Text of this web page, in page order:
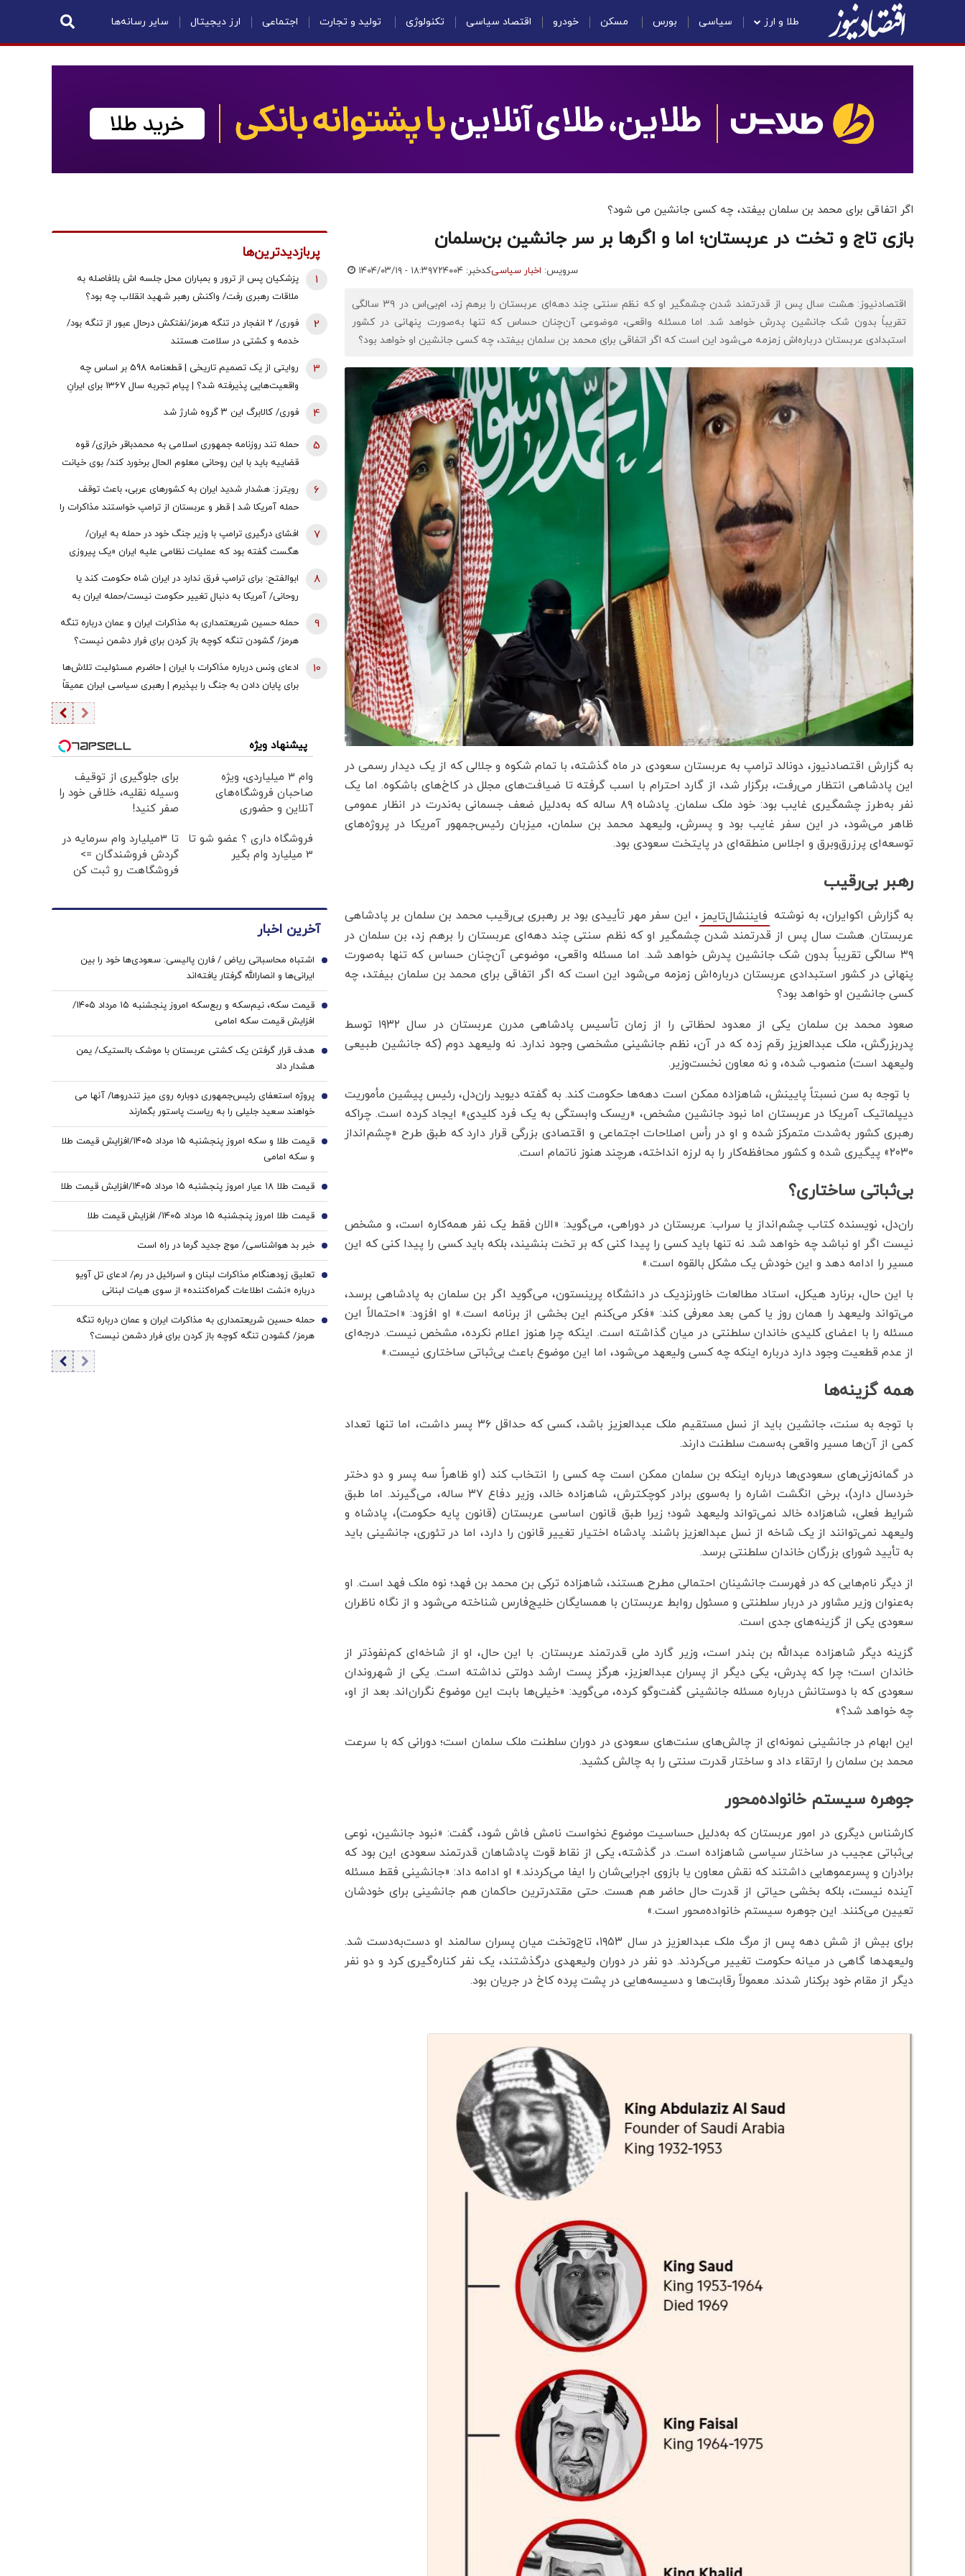
طلا و ارز سیاسی بورس مسکن خودرو اقتصاد سیاسی تکنولوژی تولید و تجارت اجتماعی ارز دیجیتال سایر رسانه‌ها
اگر اتفاقی برای محمد بن سلمان بیفتد، چه کسی جانشین می شود؟
بازی تاج و تخت در عربستان؛ اما و اگرها بر سر جانشین بن‌سلمان
سرویس: اخبار سیاسیکدخبر: ۷۲۴۰۰۴ ۱۴۰۴/۰۳/۱۹ - ۱۸:۳۹
اقتصادنیوز: هشت سال پس از قدرتمند شدن چشمگیر او که نظم سنتی چند دهه‌ای عربستان را برهم زد، ام‌بی‌اس در ۳۹ سالگی
تقریباً بدون شک جانشین پدرش خواهد شد. اما مسئله‌ واقعی، موضوعی آن‌چنان حساس که تنها به‌صورت پنهانی در کشور
استبدادی عربستان درباره‌اش زمزمه می‌شود این است که اگر اتفاقی برای محمد بن سلمان بیفتد، چه کسی جانشین او خواهد بود؟
به گزارش اقتصادنیوز، دونالد ترامپ به عربستان سعودی در ماه گذشته، با تمام شکوه و جلالی که از یک دیدار رسمی در
این پادشاهی انتظار می‌رفت، برگزار شد، از گارد احترام با اسب گرفته تا ضیافت‌های مجلل در کاخ‌های باشکوه. اما یک
نفر به‌طرز چشمگیری غایب بود: خود ملک سلمان. پادشاه ۸۹ ساله که به‌دلیل ضعف جسمانی به‌ندرت در انظار عمومی
ظاهر می‌شود، در این سفر غایب بود و پسرش، ولیعهد محمد بن سلمان، میزبان رئیس‌جمهور آمریکا در پروژه‌های
توسعه‌ای پرزرق‌وبرق و اجلاس منطقه‌ای در پایتخت سعودی بود.
رهبر بی‌رقیب
به گزارش اکوایران، به نوشته فایننشال‌تایمز ، این سفر مهر تأییدی بود بر رهبری بی‌رقیب محمد بن سلمان بر پادشاهی
عربستان. هشت سال پس از قدرتمند شدن چشمگیر او که نظم سنتی چند دهه‌ای عربستان را برهم زد، بن سلمان در
۳۹ سالگی تقریباً بدون شک جانشین پدرش خواهد شد. اما مسئله‌ واقعی، موضوعی آن‌چنان حساس که تنها به‌صورت
پنهانی در کشور استبدادی عربستان درباره‌اش زمزمه می‌شود این است که اگر اتفاقی برای محمد بن سلمان بیفتد، چه
کسی جانشین او خواهد بود؟
صعود محمد بن سلمان یکی از معدود لحظاتی را از زمان تأسیس پادشاهی مدرن عربستان در سال ۱۹۳۲ توسط
پدربزرگش، ملک عبدالعزیز رقم زده که در آن، نظم جانشینی مشخصی وجود ندارد. نه ولیعهد دوم (که جانشین طبیعی
ولیعهد است) منصوب شده، و نه معاون نخست‌وزیر.
با توجه به سن نسبتاً پایینش، شاهزاده ممکن است دهه‌ها حکومت کند. به گفته دیوید ران‌دل، رئیس پیشین مأموریت
دیپلماتیک آمریکا در عربستان اما نبود جانشین مشخص، «ریسک وابستگی به یک فرد کلیدی» ایجاد کرده است. چراکه
رهبری کشور به‌شدت متمرکز شده و او در رأس اصلاحات اجتماعی و اقتصادی بزرگی قرار دارد که طبق طرح «چشم‌انداز
۲۰۳۰» پیگیری شده و کشور محافظه‌کار را به لرزه انداخته، هرچند هنوز ناتمام است.
بی‌ثباتی ساختاری؟
ران‌دل، نویسنده کتاب چشم‌انداز یا سراب: عربستان در دوراهی، می‌گوید: «الان فقط یک نفر همه‌کاره است، و مشخص
نیست اگر او نباشد چه خواهد شد. نه تنها باید کسی را پیدا کنی که بر تخت بنشیند، بلکه باید کسی را پیدا کنی که این
مسیر را ادامه دهد و این خودش یک مشکل بالقوه است.»
با این حال، برنارد هیکل، استاد مطالعات خاورنزدیک در دانشگاه پرینستون، می‌گوید اگر بن سلمان به پادشاهی برسد،
می‌تواند ولیعهد را همان روز یا کمی بعد معرفی کند: «فکر می‌کنم این بخشی از برنامه است.» او افزود: «احتمالاً این
مسئله را با اعضای کلیدی خاندان سلطنتی در میان گذاشته است. اینکه چرا هنوز اعلام نکرده، مشخص نیست. درجه‌ای
از عدم قطعیت وجود دارد درباره اینکه چه کسی ولیعهد می‌شود، اما این موضوع باعث بی‌ثباتی ساختاری نیست.»
همه گزینه‌ها
با توجه به سنت، جانشین باید از نسل مستقیم ملک عبدالعزیز باشد، کسی که حداقل ۳۶ پسر داشت، اما تنها تعداد
کمی از آن‌ها مسیر واقعی به‌سمت سلطنت دارند.
در گمانه‌زنی‌های سعودی‌ها درباره اینکه بن سلمان ممکن است چه کسی را انتخاب کند (او ظاهراً سه پسر و دو دختر
خردسال دارد)، برخی انگشت اشاره را به‌سوی برادر کوچکترش، شاهزاده خالد، وزیر دفاع ۳۷ ساله، می‌گیرند. اما طبق
شرایط فعلی، شاهزاده خالد نمی‌تواند ولیعهد شود؛ زیرا طبق قانون اساسی عربستان (قانون پایه حکومت)، پادشاه و
ولیعهد نمی‌توانند از یک شاخه از نسل عبدالعزیز باشند. پادشاه اختیار تغییر قانون را دارد، اما در تئوری، جانشینی باید
به تأیید شورای بزرگان خاندان سلطنتی برسد.
از دیگر نام‌هایی که در فهرست جانشینان احتمالی مطرح هستند، شاهزاده ترکی بن محمد بن فهد؛ نوه ملک فهد است. او
به‌عنوان وزیر مشاور در دربار سلطنتی و مسئول روابط عربستان با همسایگان خلیج‌فارس شناخته می‌شود و از نگاه ناظران
سعودی یکی از گزینه‌های جدی است.
گزینه‌ دیگر شاهزاده عبدالله بن بندر است، وزیر گارد ملی قدرتمند عربستان. با این حال، او از شاخه‌ای کم‌نفوذتر از
خاندان است؛ چرا که پدرش، یکی دیگر از پسران عبدالعزیز، هرگز پست ارشد دولتی نداشته است. یکی از شهروندان
سعودی که با دوستانش درباره مسئله جانشینی گفت‌وگو کرده، می‌گوید: «خیلی‌ها بابت این موضوع نگران‌اند. بعد از او،
چه خواهد شد؟»
این ابهام در جانشینی نمونه‌ای از چالش‌های سنت‌های سعودی در دوران سلطنت ملک سلمان است؛ دورانی که با سرعت
محمد بن سلمان را ارتقاء داد و ساختار قدرت سنتی را به چالش کشید.
جوهره سیستم خانواده‌محور
کارشناس دیگری در امور عربستان که به‌دلیل حساسیت موضوع نخواست نامش فاش شود، گفت: «نبود جانشین، نوعی
بی‌ثباتی عجیب در ساختار سیاسی شاهزاده است. در گذشته، یکی از نقاط قوت پادشاهان قدرتمند سعودی این بود که
برادران و پسرعموهایی داشتند که نقش معاون یا بازوی اجرایی‌شان را ایفا می‌کردند.» او ادامه داد: «جانشینی فقط مسئله
آینده نیست، بلکه بخشی حیاتی از قدرت حال حاضر هم هست. حتی مقتدرترین حاکمان هم جانشینی برای خودشان
تعیین می‌کنند. این جوهره سیستم خانواده‌محور است.»
برای بیش از شش دهه پس از مرگ ملک عبدالعزیز در سال ۱۹۵۳، تاج‌وتخت میان پسران سالمند او دست‌به‌دست شد.
ولیعهدها گاهی در میانه حکومت تغییر می‌کردند. دو نفر در دوران ولیعهدی درگذشتند، یک نفر کناره‌گیری کرد و دو نفر
دیگر از مقام خود برکنار شدند. معمولاً رقابت‌ها و دسیسه‌هایی در پشت پرده کاخ در جریان بود.
پربازدیدترین‌ها
پزشکیان پس از ترور و بمباران محل جلسه ‌اش بلافاصله به
ملاقات رهبری رفت/ واکنش رهبر شهید انقلاب چه بود؟
1
فوری/ ۲ انفجار در تنگه هرمز/نفتکش درحال عبور از تنگه بود/
خدمه و کشتی در سلامت هستند
2
روایتی از یک تصمیم تاریخی | قطعنامه 598 بر اساس چه
واقعیت‌هایی پذیرفته شد؟ | پیام تجربه سال 1367 برای ایرانِ
3
فوری/ کالابرگ این ۳ گروه شارژ شد 4
حمله تند روزنامه جمهوری اسلامی به محمدباقر خرازی/ قوه
قضاییه باید با این روحانی معلوم الحال برخورد کند/ بوی خیانت
5
رویترز: هشدار شدید ایران به کشورهای عربی، باعث توقف
حمله آمریکا شد | قطر و عربستان از ترامپ خواستند مذاکرات را
از سر بگیرد | زیرساخت‌های حیاتی انرژی هدف قرار خواهند
گرفت اگر ...
6
افشای درگیری ترامپ با وزیر جنگ خود در حمله به ایران/
هگست گفته بود که عملیات نظامی علیه ایران «یک پیروزی‌
7
ابوالفتح: برای ترامپ فرق ندارد در ایران شاه حکومت کند یا
روحانی/ آمریکا به دنبال تغییر حکومت نیست/حمله ایران به
8
حمله حسین شریعتمداری به مذاکرات ایران و عمان درباره تنگه
هرمز/ گشودن تنگه کوچه باز ‌کردن برای فرار دشمن نیست؟
9
ادعای ونس درباره مذاکرات با ایران | حاضرم مسئولیت تلاش‌ها
برای پایان دادن به جنگ را بپذیرم | رهبری سیاسی ایران عمیقاً
دچار اختلاف است | ایرانی‌ها افراد فوق‌العاده دشواری هستند
10
پیشنهاد ویژه
وام ۳ میلیاردی، ویژه
صاحبان فروشگاه‌های
آنلاین و حضوری
برای جلوگیری از توقیف
وسیله نقلیه، خلافی خود را
صفر کنید!
فروشگاه داری ؟ عضو شو تا
3 میلیارد وام بگیر
تا 3میلیارد وام سرمایه در
گردش فروشندگان =>
فروشگاهت رو ثبت کن
آخرین اخبار
اشتباه محاسباتی ریاض / فارن پالیسی: سعودی‌ها خود را بین
ایرانی‌ها و انصارالله گرفتار یافته‌اند
1
قیمت سکه، نیم‌سکه و ربع‌سکه امروز پنجشنبه ۱۵ مرداد ۱۴۰۵/
افزایش قیمت سکه امامی
2
هدف قرار گرفتن یک کشتی عربستان با موشک بالستیک/ یمن
هشدار داد
3
پروژه استعفای رئیس‌جمهوری دوباره روی میز تندروها/ آنها می
خواهند سعید جلیلی را به ریاست پاستور بگمارند
4
قیمت طلا و سکه امروز پنجشنبه ۱۵ مرداد ۱۴۰۵/افزایش قیمت طلا
و سکه امامی
5
قیمت طلا ۱۸ عیار امروز پنجشنبه ۱۵ مرداد ۱۴۰۵/افزایش قیمت طلا 6
قیمت طلا امروز پنجشنبه ۱۵ مرداد ۱۴۰۵/ افزایش قیمت طلا 7
خبر بد هواشناسی/ موج جدید گرما در راه است 8
تعلیق زودهنگام مذاکرات لبنان و اسرائیل در رم/ ادعای تل آویو
درباره «نشت اطلاعات گمراه‌کننده» از سوی هیات لبنانی
9
حمله حسین شریعتمداری به مذاکرات ایران و عمان درباره تنگه
هرمز/ گشودن تنگه کوچه باز ‌کردن برای فرار دشمن نیست؟
10